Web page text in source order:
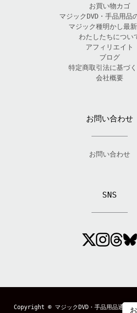
お買い物カゴ
マジックDVD・手品用品
マジック種明かし最
わたしたちについ
アフィリエイト
ブログ
特定商取引法に基づ
会社概要
お問い合わせ
お問い合わせ
SNS
Copyright © マジックDVD・手品用品通販